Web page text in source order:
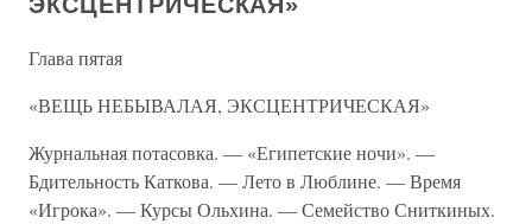
Глава пятая
«ВЕЩЬ НЕБЫВАЛАЯ, ЭКСЦЕНТРИЧЕСКАЯ»
Журнальная потасовка. — «Египетские ночи». —
Бдительность Каткова. — Лето в Люблине. — Время
«Игрока». — Курсы Ольхина. — Семейство Сниткиных.